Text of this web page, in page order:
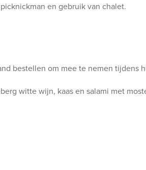
en gebruik van chalet.
bestellen om mee te nemen tijdens
witte wijn, kaas en salami met